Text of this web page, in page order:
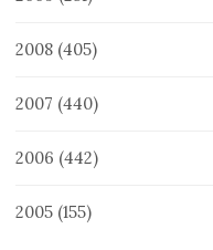
2008 (405)
2007 (440)
2006 (442)
2005 (155)